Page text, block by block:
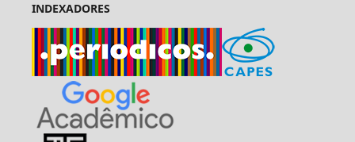
INDEXADORES